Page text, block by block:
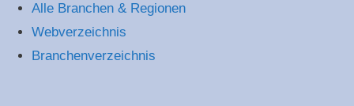
Alle Branchen & Regionen
Webverzeichnis
Branchenverzeichnis